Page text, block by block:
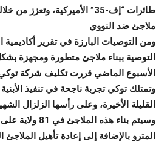
طائرات “إف-35” الأميركية، وتعزز من خلالها قدراتها الهجومية الجوية، وتكمل بها القطعة الناقصة في أسطولها من المقاتلات.
ملاجئ ضد النووي
ومن التوصيات البارزة في تقرير
التوصية ببناء ملاجئ متطورة ومجهزة
الأسبوع الماضي قررت تكليف شركة توكي،
وتمتلك توكي تجربة ناجحة في تنفيذ
القليلة الأخيرة، وعلى رأسها الزلزال
وسيتم بناء
المترو بالإضافة إلى إعادة تأهيل الملاجئ